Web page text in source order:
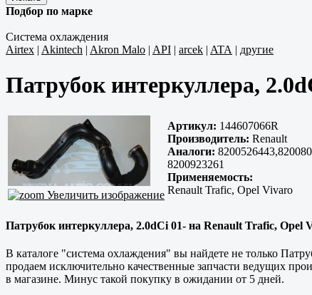
Подбор по марке
Система охлаждения
Airtex | Akintech | Akron Malo | API | arcek | ATA | другие
Патрубок интеркуллера,
Увеличить изображение
Артикул: 144607066R
Производитель: Renault
Аналоги:
8200923261
Применяемость:
Renault Trafic, Opel Vivaro
Патрубок интеркуллера, 2.0dCi 01- на Renault Trafic, Opel
В каталоге "система охлаждения" вы найдете не только
продаем исключительно качественные запчасти ведущих
в магазине. Минус такой покупку в ожидании от 5 дней.